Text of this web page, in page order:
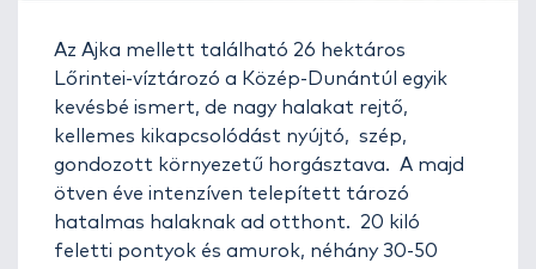
Az Ajka mellett található 26 hektáros
Lőrintei-víztározó a Közép-Dunántúl egyik
kevésbé ismert, de nagy halakat rejtő,
kellemes kikapcsolódást nyújtó, szép,
gondozott környezetű horgásztava. A majd
ötven éve intenzíven telepített tározó
hatalmas halaknak ad otthont. 20 kiló
feletti pontyok és amurok, néhány 30-50